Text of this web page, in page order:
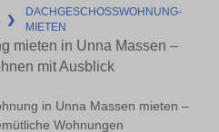
❯
DACHGESCHOSSWOHNUNG-
MIETEN
mieten in Unna Massen –
mit Ausblick
in Unna Massen mieten –
Wohnungen